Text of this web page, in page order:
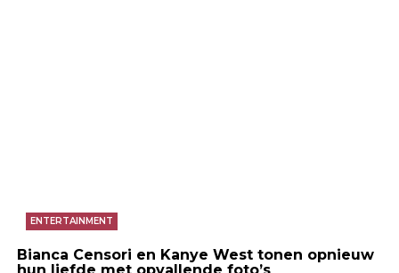
ENTERTAINMENT
Bianca Censori en Kanye West tonen opnieuw